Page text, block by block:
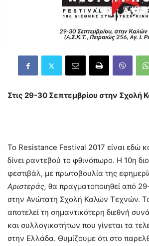
Στις 29-30 Σεπτεμβρίου στην
Το Resistance Festival 2017 είναι εδώ
δίνει ραντεβού το φθινόπωρο. Η 10η
φεστιβάλ, με πρωτοβουλία της
Αριστεράς, θα πραγματοποιηθεί από
στην Ανώτατη Σχολή Καλών Τεχνών.
αποτελεί τη σημαντικότερη διεθνή
και συλλογικοτήτων που γίνεται τα
στην Ελλάδα. Θυμίζουμε ότι στο